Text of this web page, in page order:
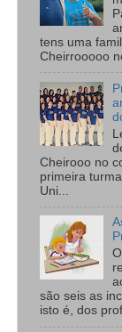
tens uma
Cheirrooooo
Cheirooo no
primeira
Uni...
são seis as
isto é, dos